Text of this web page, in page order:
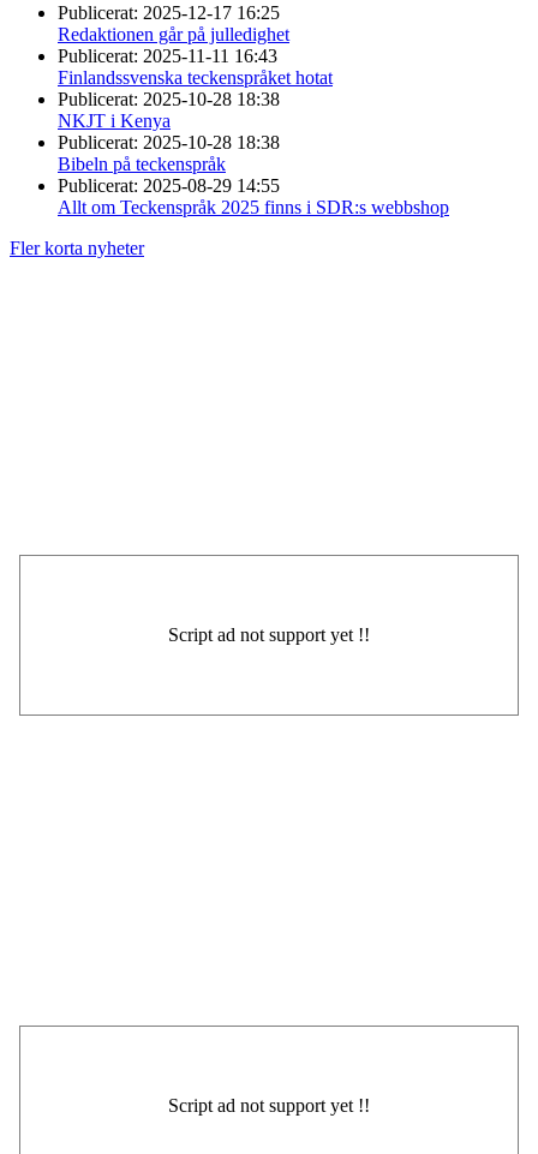
Publicerat: 2025-12-17 16:25
Redaktionen går på julledighet
Publicerat: 2025-11-11 16:43
Finlandssvenska teckenspråket hotat
Publicerat: 2025-10-28 18:38
NKJT i Kenya
Publicerat: 2025-10-28 18:38
Bibeln på teckenspråk
Publicerat: 2025-08-29 14:55
Allt om Teckenspråk 2025 finns i SDR:s webbshop
Fler korta nyheter